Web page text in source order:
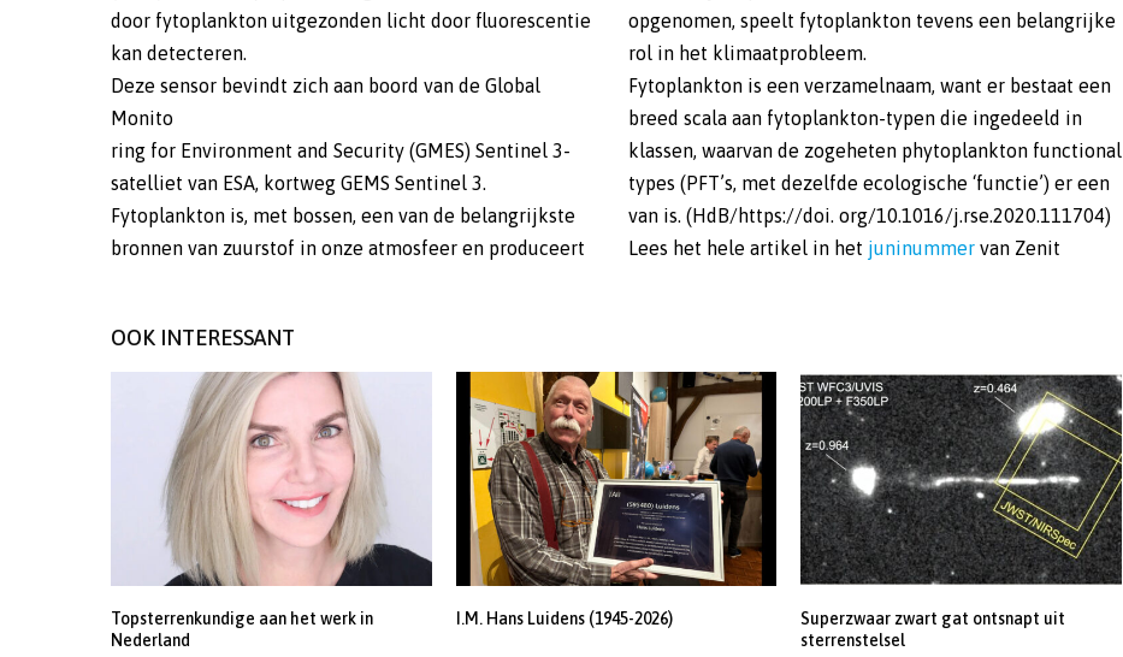
door fytoplankton uitgezonden licht door fluorescentie
kan detecteren.
Deze sensor bevindt zich aan boord van de Global
Monito
ring for Environment and Security (GMES) Sentinel 3-
satelliet van ESA, kortweg GEMS Sentinel 3.
Fytoplankton is, met bossen, een van de belangrijkste
bronnen van zuurstof in onze atmosfeer en produceert
opgenomen, speelt fytoplankton tevens een belangrijke
rol in het klimaatprobleem.
Fytoplankton is een verzamelnaam, want er bestaat een
breed scala aan fytoplankton-typen die ingedeeld in
klassen, waarvan de zogeheten phytoplankton functional
types (PFT’s, met dezelfde ecologische ‘functie’) er een
van is. (HdB/https://doi. org/10.1016/j.rse.2020.111704)
Lees het hele artikel in het juninummer van Zenit
OOK INTERESSANT
Topsterrenkundige aan het werk in
Nederland
I.M. Hans Luidens (1945-2026)
Superzwaar zwart gat ontsnapt uit
sterrenstelsel